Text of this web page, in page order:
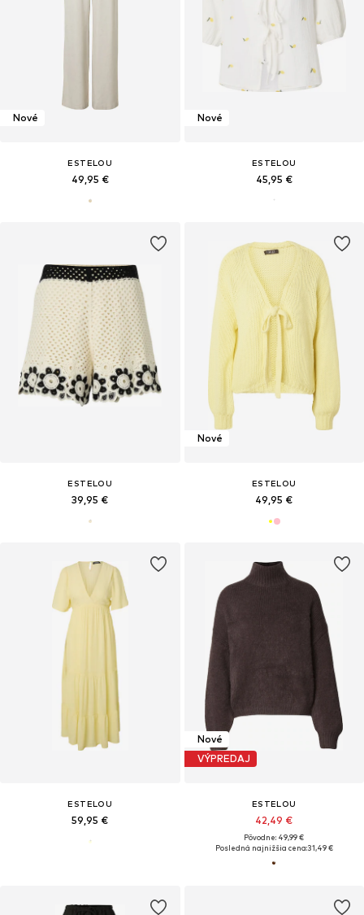
Nové
ESTELOU
49,95 €
Nové
ESTELOU
45,95 €
ESTELOU
39,95 €
Nové
ESTELOU
49,95 €
ESTELOU
59,95 €
Nové
VÝPREDAJ
ESTELOU
42,49 €
Pôvodne: 49,99 €
Posledná najnižšia cena:31,49 €